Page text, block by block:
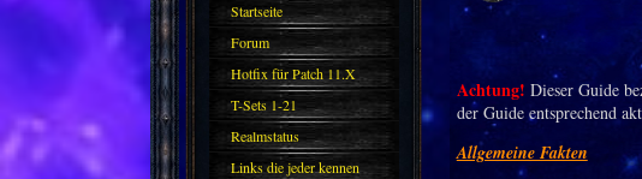
Startseite
Forum
Hotfix für Patch 11.X
T-Sets 1-21
Realmstatus
Links die jeder kennen
Achtung! Dieser Guide
der Guide entsprechend
Allgemeine Fakten